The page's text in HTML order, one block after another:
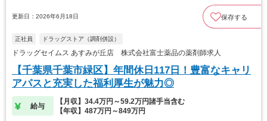
更新日：2026年6月18日 保存する
正社員 ドラッグストア（調剤併設）
ドラッグセイムス あすみが丘店 株式会社富士薬品の薬剤師求人
【千葉県千葉市緑区】年間休日117日！豊富なキャリ
アパスと充実した福利厚生が魅力◎
給与
【月収】34.4万円～59.2万円諸手当含む
【年収】487万円～849万円